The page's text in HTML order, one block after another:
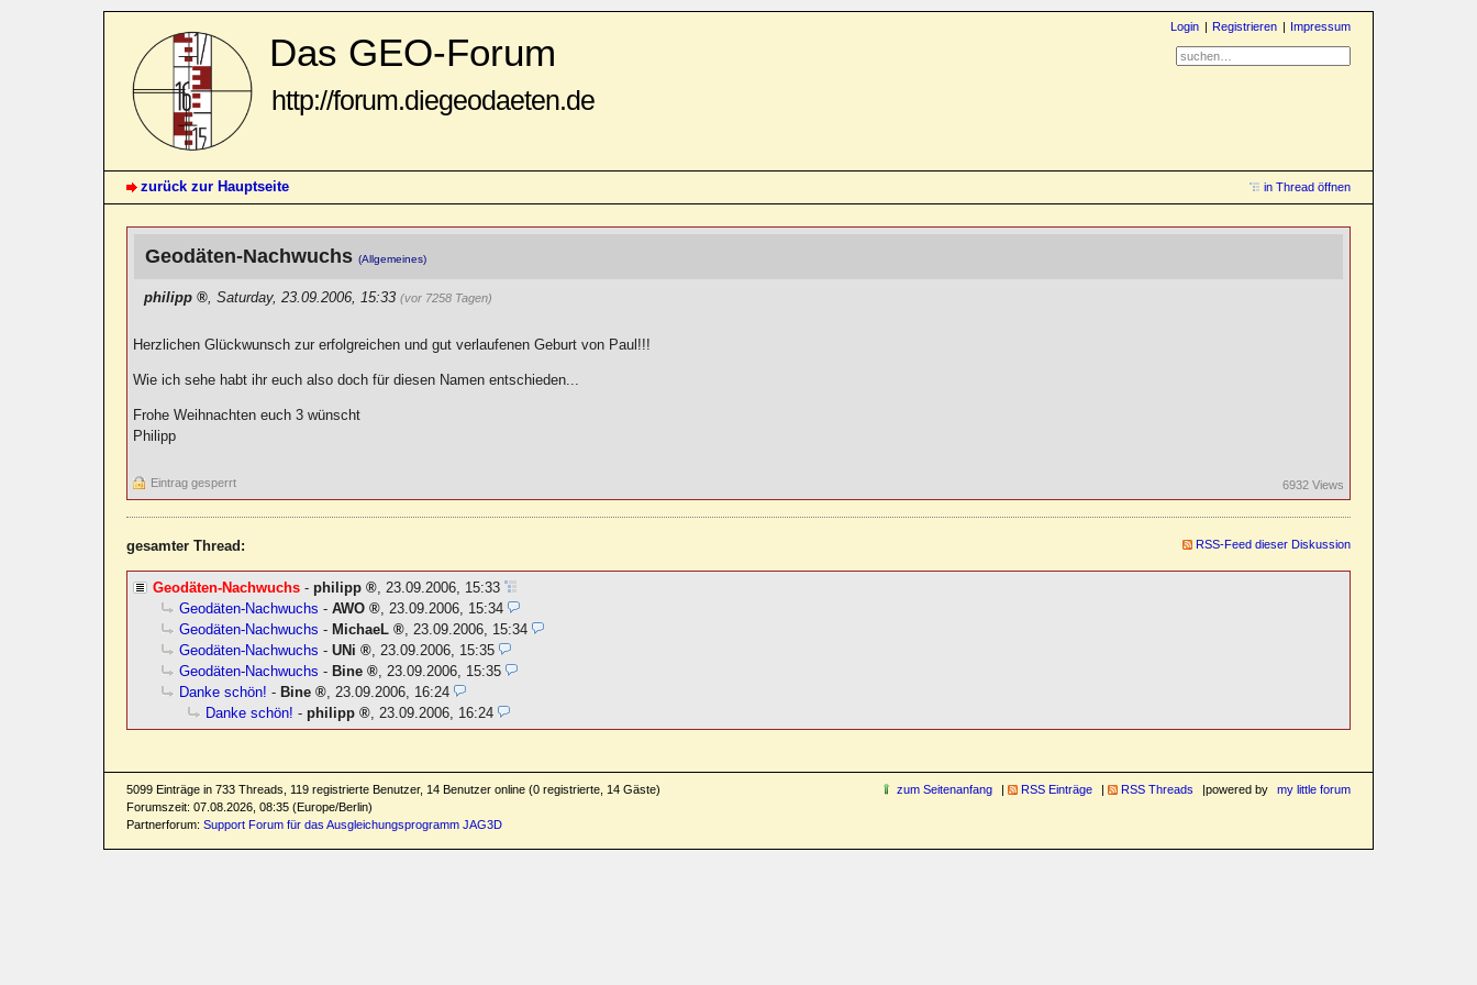
Das GEO-Forum
http://forum.diegeodaeten.de
Login Registrieren Impressum
zurück zur Hauptseite in Thread öffnen
Geodäten-Nachwuchs(Allgemeines)
philipp ,Saturday, 23.09.2006, 15:33(vor 7258 Tagen)
Herzlichen Glückwunsch zur erfolgreichen und gut verlaufenen Geburt von Paul!!!
Wie ich sehe habt ihr euch also doch für diesen Namen entschieden...
Frohe Weihnachten euch 3 wünscht
Philipp
Eintrag gesperrt 6932 Views
gesamter Thread: RSS-Feed dieser Diskussion
Geodäten-Nachwuchs -philipp ,23.09.2006, 15:33
Geodäten-Nachwuchs -AWO ,23.09.2006, 15:34
Geodäten-Nachwuchs - MichaeL ,23.09.2006, 15:34
Geodäten-Nachwuchs -UNi ,23.09.2006, 15:35
Geodäten-Nachwuchs - Bine ,23.09.2006, 15:35
Danke schön! - Bine ,23.09.2006, 16:24
Danke schön! -philipp ,23.09.2006, 16:24
5099 Einträge in 733 Threads, 119 registrierte Benutzer, 14 Benutzer online (0 registrierte, 14 Gäste)
Forumszeit: 07.08.2026, 08:35 (Europe/Berlin)
Partnerforum:Support Forum für das Ausgleichungsprogramm JAG3D
zum Seitenanfang RSS Einträge RSS Threads powered by my little forum